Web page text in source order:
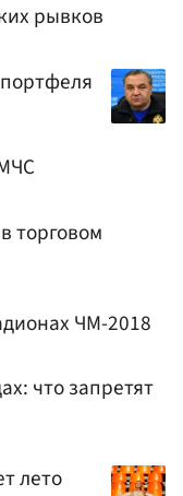
рывков
торговом
ЧМ-2018
что запретят
лето